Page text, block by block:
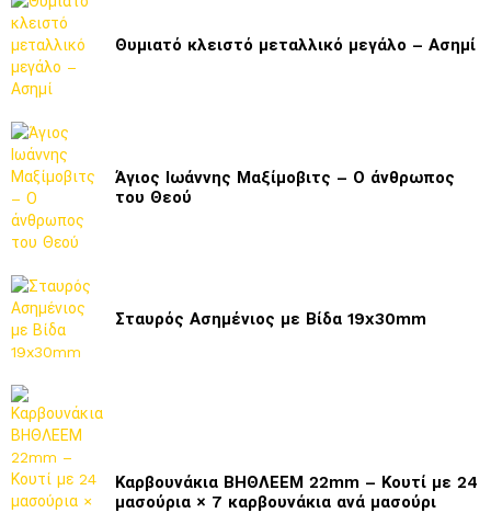
Θυμιατό κλειστό μεταλλικό μεγάλο – Ασημί
Άγιος Ιωάννης Μαξίμοβιτς – Ο άνθρωπος
του Θεού
Σταυρός Ασημένιος με Βίδα 19x30mm
Καρβουνάκια ΒΗΘΛΕΕΜ 22mm – Κουτί με 24
μασούρια × 7 καρβουνάκια ανά μασούρι